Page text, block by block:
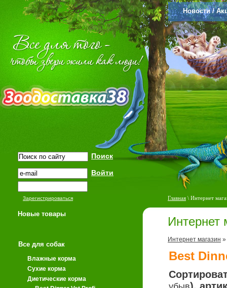
Новости /
Новые товары
Все для собак
Влажные корма
Сухие корма
Диетические корма
Главная \ Интернет
Интернет
Интернет магазин »
Best
Зарегистрироваться